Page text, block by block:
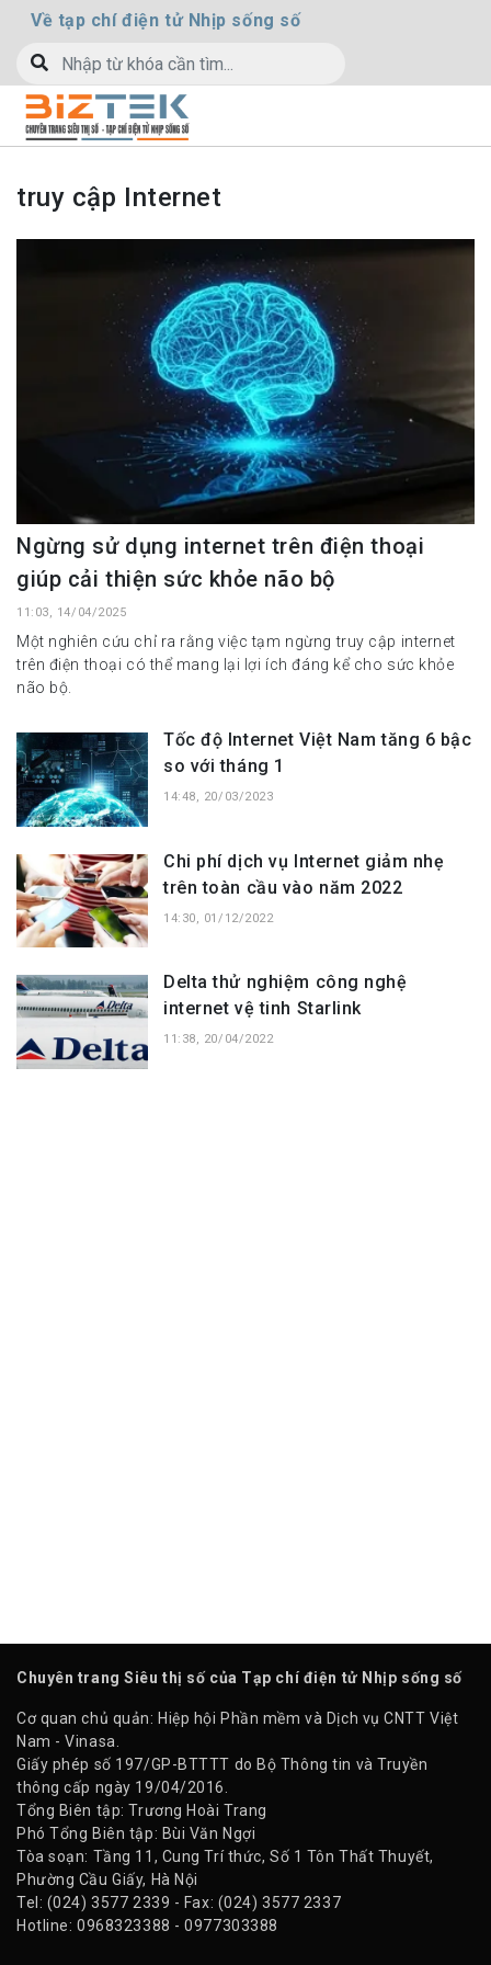
Về tạp chí điện tử Nhịp sống số
truy cập Internet
Ngừng sử dụng internet trên điện thoại
giúp cải thiện sức khỏe não bộ
11:03, 14/04/2025
Một nghiên cứu chỉ ra rằng việc tạm ngừng truy cập internet
trên điện thoại có thể mang lại lợi ích đáng kể cho sức khỏe
não bộ.
Tốc độ Internet Việt Nam tăng 6 bậc
so với tháng 1
14:48, 20/03/2023
Chi phí dịch vụ Internet giảm nhẹ
trên toàn cầu vào năm 2022
14:30, 01/12/2022
Delta thử nghiệm công nghệ
internet vệ tinh Starlink
11:38, 20/04/2022
Chuyên trang Siêu thị số của Tạp chí điện tử Nhịp sống số
Cơ quan chủ quản: Hiệp hội Phần mềm và Dịch vụ CNTT Việt
Nam - Vinasa.
Giấy phép số 197/GP-BTTTT do Bộ Thông tin và Truyền
thông cấp ngày 19/04/2016.
Tổng Biên tập: Trương Hoài Trang
Phó Tổng Biên tập: Bùi Văn Ngợi
Tòa soạn: Tầng 11, Cung Trí thức, Số 1 Tôn Thất Thuyết,
Phường Cầu Giấy, Hà Nội
Tel: (024) 3577 2339 - Fax: (024) 3577 2337
Hotline: 0968323388 - 0977303388